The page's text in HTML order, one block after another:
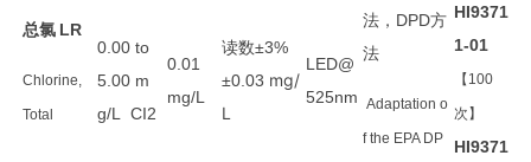
总氯 LR
Chlorine,
Total
0.00 to
5.00 m
g/L CI2
0.01
mg/L
读数±3%
±0.03 mg/
L
LED@
525nm
法 ，DPD方
法
Adaptation o
f the EPA DP
HI9371
1-01
【100
次】
HI9371